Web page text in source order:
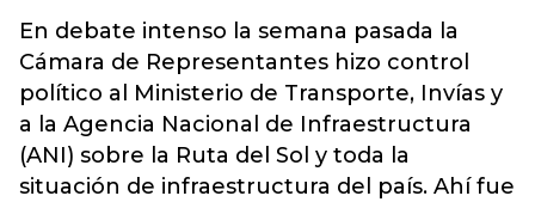
En debate intenso la semana pasada la
Cámara de Representantes hizo control
político al Ministerio de Transporte, Invías y
a la Agencia Nacional de Infraestructura
(ANI) sobre la Ruta del Sol y toda la
situación de infraestructura del país. Ahí fue